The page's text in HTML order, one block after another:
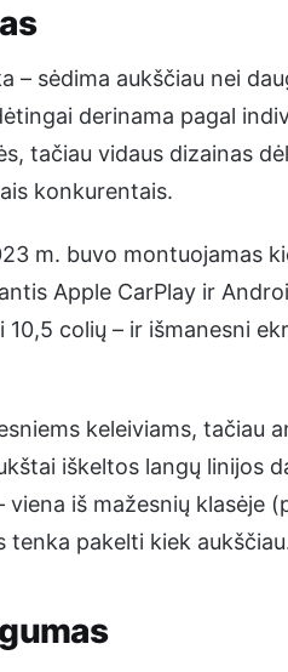
– sėdima aukščiau nei
derinama pagal
tačiau vidaus dizainas
konkurentais.
m. buvo montuojamas
Apple CarPlay ir
10,5 colių – ir išmanesni
keleiviams, tačiau
iškeltos langų linijos
viena iš mažesnių klasėje
tenka pakelti kiek